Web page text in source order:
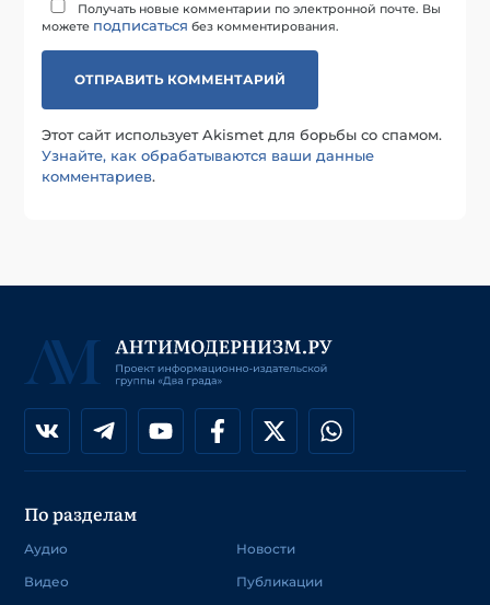
Получать новые комментарии по электронной почте. Вы
можете подписаться без комментирования.
Этот сайт использует Akismet для борьбы со спамом.
Узнайте, как обрабатываются ваши данные
комментариев.
По разделам
Аудио
Видео
Новости
Публикации